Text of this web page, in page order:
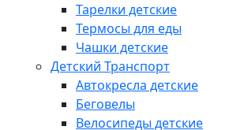
Тарелки детские
Термосы для еды
Чашки детские
Детский Транспорт
Автокресла детские
Беговелы
Велосипеды детские